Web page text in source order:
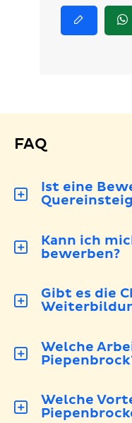
bewerben
FAQ
Ist eine
Kann ich
bewerben?
Gibt es die
Welche
Welche